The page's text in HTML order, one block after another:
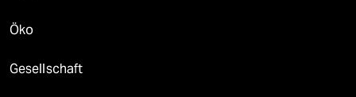
Öko
Gesellschaft